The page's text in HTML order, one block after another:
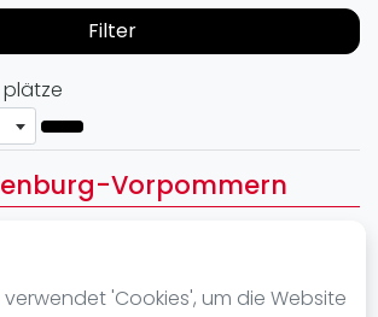
verwendet 'Cookies', um die Website
Filter
plätze
Vorpommern